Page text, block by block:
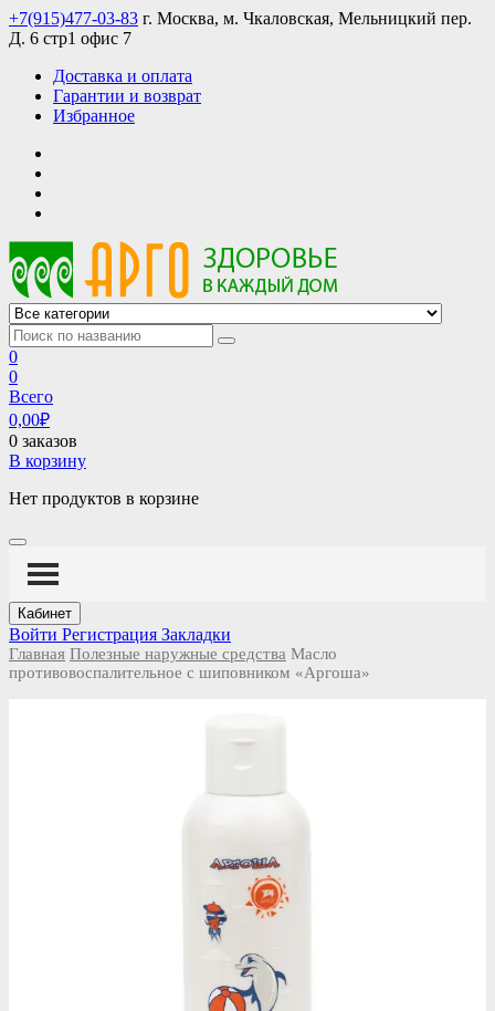
Skip
to
+7(915)477-03-83 г. Москва, м. Чкаловская, Мельницкий пер.
Д. 6 стр1 офис 7
Доставка и оплата
Гарантии и возврат
Избранное
АРГО интернет магазин, доставка в Москве и по всей России
АРГО каталог каталог продукции, официальные цены
0
0
Всего
0,00₽
0 заказов
В корзину
Нет продуктов в корзине
Кабинет
Войти Регистрация Закладки
Главная Полезные наружные средства Масло
противовоспалительное с шиповником «Аргоша»